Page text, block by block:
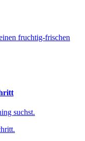
fruchtig-frischen
suchst.